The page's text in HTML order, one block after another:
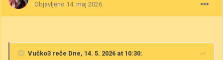
Objavljeno 14. maj 2026
Vučko3 reče Dne, 14. 5. 2026 at 10:30: